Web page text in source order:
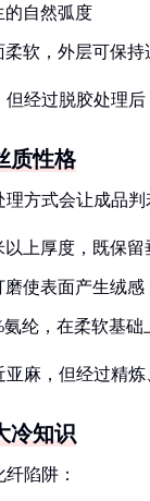
的自然弧度
软，外层可保持
经过脱胶处理
质性格
方式会让成品判
以上厚度，既保
磨使表面产生绒
氨纶，在柔软基础
麻，但经过精
冷知识
陷阱：